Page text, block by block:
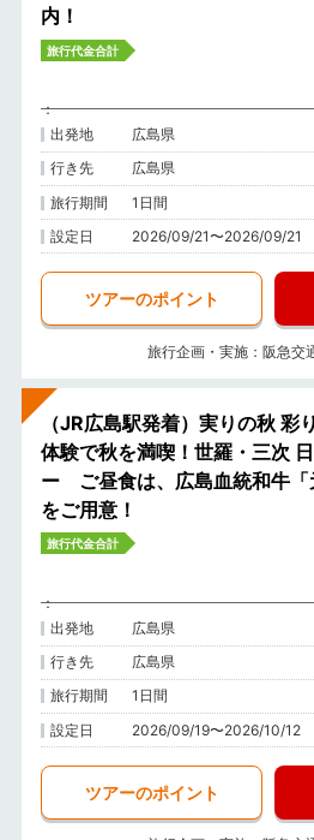
内！
旅行代金合計
出発地
広島県
行き先
広島県
旅行期間
1日間
設定日
2026/09/21〜2026/09/21
ツアーのポイント
旅行企画・実施：阪急
（JR広島駅発着）実りの秋 彩
体験で秋を満喫！世羅・三次
ー ご昼食は、広島血統和牛「
をご用意！
旅行代金合計
出発地
広島県
行き先
広島県
旅行期間
1日間
設定日
2026/09/19〜2026/10/12
ツアーのポイント